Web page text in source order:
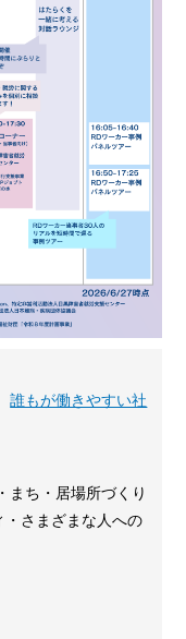
誰もが働きやすい社
まち・居場所づくり
・さまざまな人への